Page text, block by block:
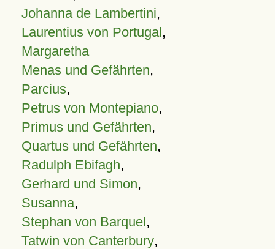
Johanna de Lambertini,
Laurentius von Portugal,
Margaretha
Menas und Gefährten,
Parcius,
Petrus von Montepiano,
Primus und Gefährten,
Quartus und Gefährten,
Radulph Ebifagh,
Gerhard und Simon,
Susanna,
Stephan von Barquel,
Tatwin von Canterbury,